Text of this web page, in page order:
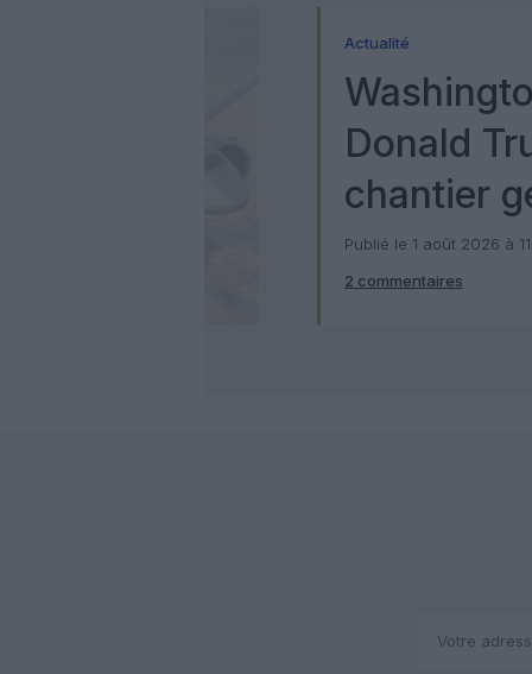
Actualité
Donald
chantier
milliards
Publié le 1 août 2026 à
2 commentaires